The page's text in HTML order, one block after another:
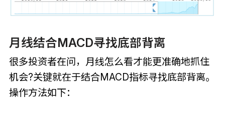
月线结合MACD寻找底部背离
很多投资者在问，月线怎么看才能更准确地抓住
机会?关键就在于结合MACD指标寻找底部背离。
操作方法如下：